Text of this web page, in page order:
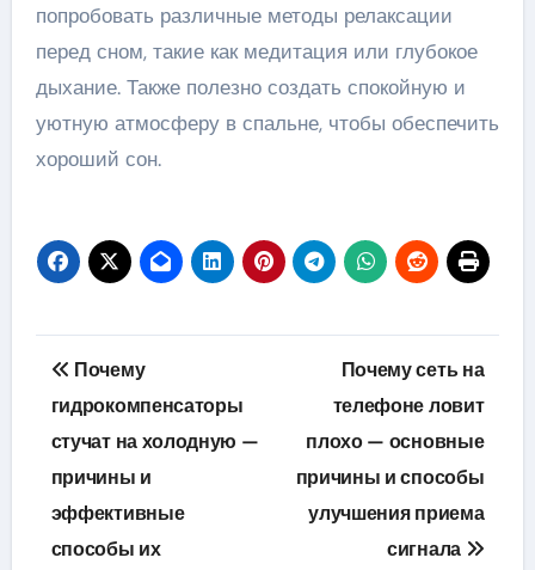
попробовать различные методы релаксации
перед сном, такие как медитация или глубокое
дыхание. Также полезно создать спокойную и
уютную атмосферу в спальне, чтобы обеспечить
хороший сон.
Навигация
по
записям
Почему
гидрокомпенсаторы
стучат на холодную —
причины и
эффективные
способы их
Почему сеть на
телефоне ловит
плохо — основные
причины и способы
улучшения приема
сигнала